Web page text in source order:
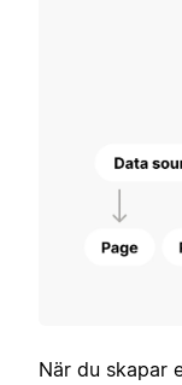
När du skapar